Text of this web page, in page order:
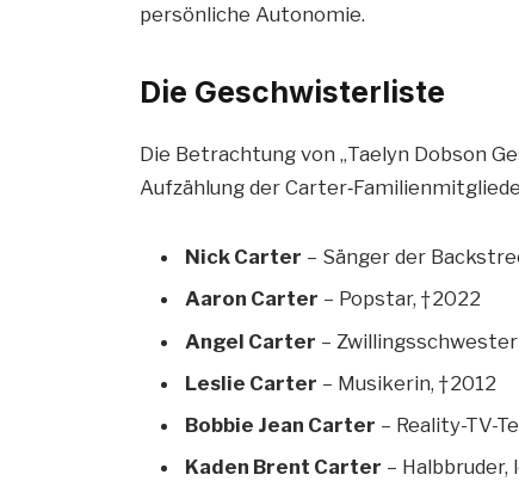
persönliche Autonomie.
Die Geschwisterliste
Die Betrachtung von „Taelyn Dobson
Aufzählung der
Nick Carter – Sänger der
Aaron Carter – Popstar, † 2022
Angel Carter –
Leslie Carter – Musikerin, † 2012
Bobbie Jean Carter – Reality-TV-
Kaden Brent Carter – Halbbruder,